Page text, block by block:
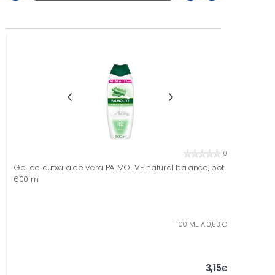
0
Gel de dutxa àloe vera PALMOLIVE natural balance, pot
600 ml
100 ML. A 0,53 €
3,15€